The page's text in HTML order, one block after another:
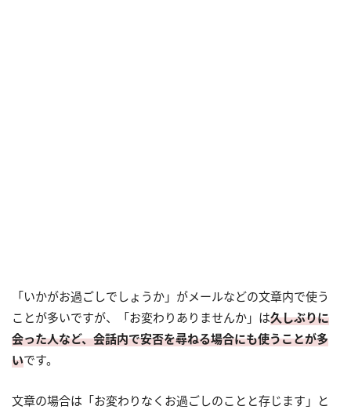
「いかがお過ごしでしょうか」がメールなどの文章内で使う
ことが多いですが、「お変わりありませんか」は久しぶりに
会った人など、会話内で安否を尋ねる場合にも使うことが多
いです。
文章の場合は「お変わりなくお過ごしのことと存じます」と